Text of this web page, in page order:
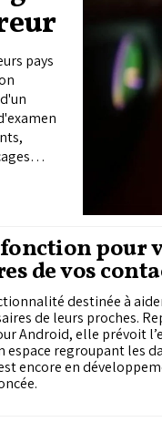
pays
pour
de vos
destinée à
de leurs proches.
Android, elle prévoit
espace regroupant les
encore en